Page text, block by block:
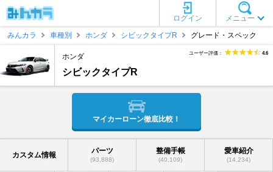
メニュー
ログイン
みんカラ
車種別 ホンダ シビックタイプR グレード・スペック
ホンダ
シビックタイプR
ユーザー評価： 4.6
マイカーローン徹底比較！
カスタム情報 パーツ
(93,888)
整備手帳
(40,109)
愛車紹介
(14,234)